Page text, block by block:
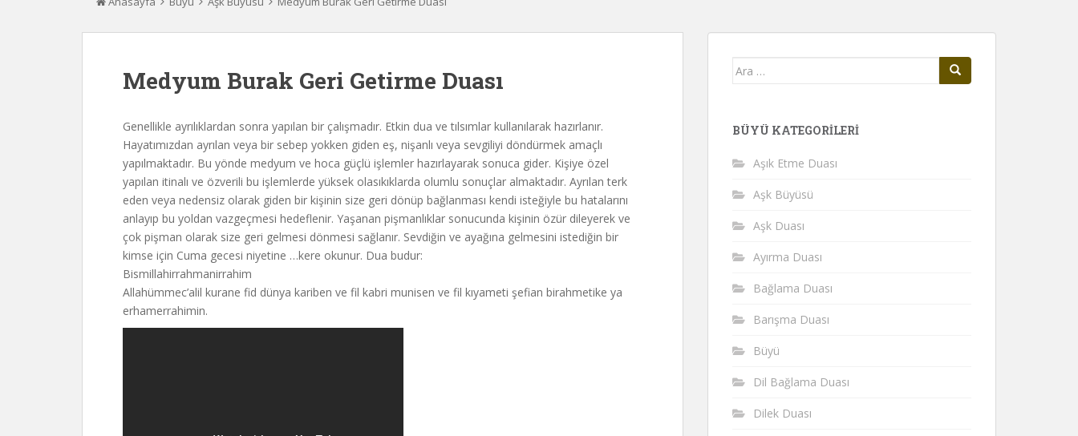
Medyum Burak Geri Getirme Duası
Genellikle ayrılıklardan sonra yapılan bir çalışmadır. Etkin dua ve tılsımlar kullanılarak hazırlanır.
Hayatımızdan ayrılan veya bir sebep yokken giden eş, nişanlı veya sevgiliyi döndürmek amaçlı
yapılmaktadır. Bu yönde medyum ve hoca güçlü işlemler hazırlayarak sonuca gider. Kişiye özel
yapılan itinalı ve özverili bu işlemlerde yüksek olasıkıklarda olumlu sonuçlar almaktadır. Ayrılan terk
eden veya nedensiz olarak giden bir kişinin size geri dönüp bağlanması kendi isteğiyle bu hatalarını
anlayıp bu yoldan vazgeçmesi hedeflenir. Yaşanan pişmanlıklar sonucunda kişinin özür dileyerek ve
çok pişman olarak size geri gelmesi dönmesi sağlanır. Sevdiğin ve ayağına gelmesini istediğin bir
kimse için Cuma gecesi niyetine …kere okunur. Dua budur:
Bismillahirrahmanirrahim
Allahümmec’alil kurane fid dünya kariben ve fil kabri munisen ve fil kıyameti şefian birahmetike ya
erhamerrahimin.
Arama
BÜYÜ KATEGORILERI
Aşık Etme Duası
Aşk Büyüsü
Aşk Duası
Ayırma Duası
Bağlama Duası
Barışma Duası
Büyü
Dil Bağlama Duası
Dilek Duası